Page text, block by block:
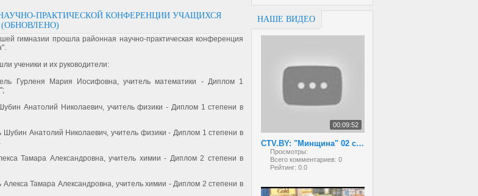
НАШЕ ВИДЕО
00:09:52
CTV.BY: "Минщина" 02 сентября 2013 года
Просмотры:
Всего комментариев: 0
Рейтинг: 0.0
ПРАКТИЧЕСКОЙ КОНФЕРЕНЦИИ УЧАЩИХСЯ
гимназии прошла районная научно-практическая конференция
ученики и их руководители:
Гурленя Мария Иосифовна, учитель математики - Диплом 1
Анатолий Николаевич, учитель физики - Диплом 1 степени в
Анатолий Николаевич, учитель физики - Диплом 1 степени в
Тамара Александровна, учитель химии - Диплом 2 степени в
Алекса Тамара Александровна, учитель химии - Диплом 2 степени в